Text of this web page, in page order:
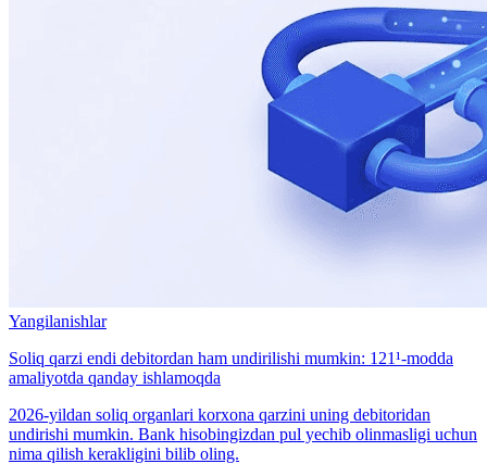
Yangilanishlar
Soliq qarzi endi debitordan ham undirilishi mumkin: 121¹-modda
amaliyotda qanday ishlamoqda
2026-yildan soliq organlari korxona qarzini uning debitoridan
undirishi mumkin. Bank hisobingizdan pul yechib olinmasligi uchun
nima qilish kerakligini bilib oling.